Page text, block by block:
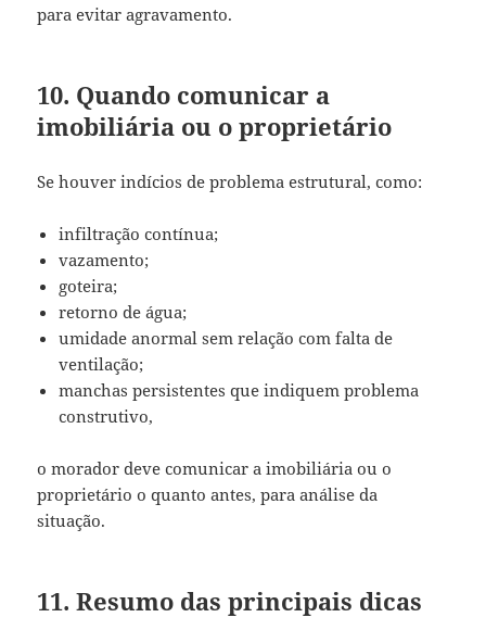
para evitar agravamento.
10. Quando comunicar a
imobiliária ou o proprietário
Se houver indícios de problema estrutural, como:
infiltração contínua;
vazamento;
goteira;
retorno de água;
umidade anormal sem relação com falta de
ventilação;
manchas persistentes que indiquem problema
construtivo,
o morador deve comunicar a imobiliária ou o
proprietário o quanto antes, para análise da
situação.
11. Resumo das principais dicas